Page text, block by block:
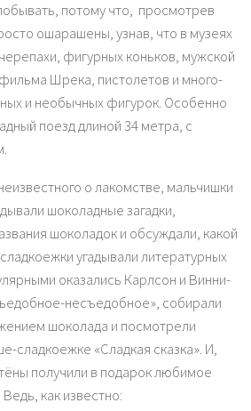
потому что, просмотрев
ошарашены, узнав, что в музеях
фигурных коньков, мужской
Шрека, пистолетов и много-
и необычных фигурок. Особенно
поезд длиной 34 метра, с
о лакомстве, мальчишки
шоколадные загадки,
шоколадок и обсуждали, какой
угадывали литературных
оказались Карлсон и Винни-
несъедобное», собирали
шоколада и посмотрели
сладкоежке «Сладкая сказка». И,
получили в подарок любимое
как известно: